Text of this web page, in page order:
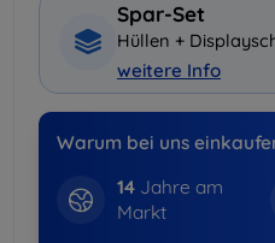
Spar-Set
Hüllen +
weitere Info
Warum bei uns
14Jahre am
Markt